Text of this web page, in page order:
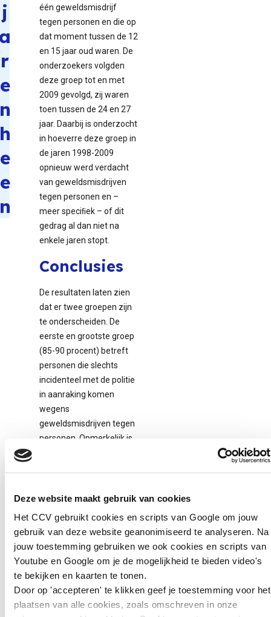
Deze website maakt gebruik van cookies
Het CCV gebruikt cookies en scripts van Google om jouw
gebruik van deze website geanonimiseerd te analyseren. Na
jouw toestemming gebruiken we ook cookies en scripts van
Youtube en Google om je de mogelijkheid te bieden video's
te bekijken en kaarten te tonen.
Door op 'accepteren' te klikken geef je toestemming voor het
plaatsen van alle cookies, zoals omschreven in onze
j
r
e
e
e
één geweldsmisdrijf
tegen personen en die op
dat moment tussen de 12
en 15 jaar oud waren. De
onderzoekers volgden
deze groep tot en met
2009 gevolgd, zij waren
toen tussen de 24 en 27
jaar. Daarbij is onderzocht
in hoeverre deze groep in
de jaren 1998-2009
opnieuw werd verdacht
van geweldsmisdrijven
tegen personen en –
meer speciﬁek – of dit
gedrag al dan niet na
enkele jaren stopt.
Conclusies
De resultaten laten zien
dat er twee groepen zijn
te onderscheiden. De
eerste en grootste groep
(85-90 procent) betreft
personen die slechts
incidenteel met de politie
in aanraking komen
wegens
geweldsmisdrijven tegen
personen. Opmerkelijk is
pubers als bij
jongvolwassenen.
Kennelijk hebben deze
ontwikkelingsfasen hun
eigen kenmerken die
aanleiding geven tot
agressie.